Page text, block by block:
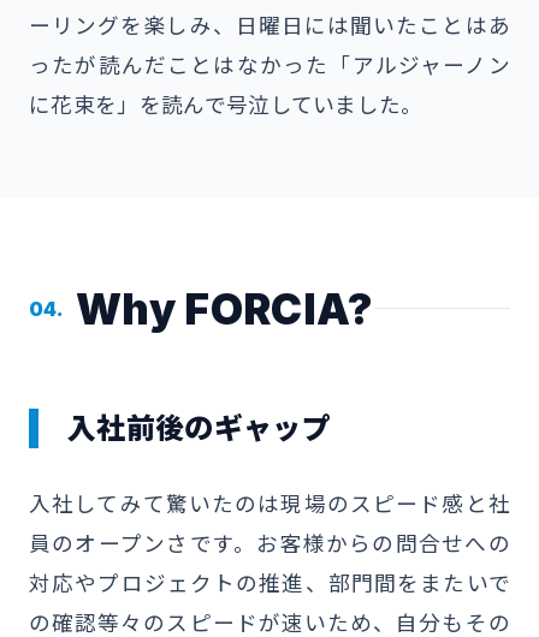
ーリングを楽しみ、日曜日には聞いたことはあ
ったが読んだことはなかった「アルジャーノン
に花束を」を読んで号泣していました。
04. Why FORCIA?
入社前後のギャップ
入社してみて驚いたのは現場のスピード感と社
員のオープンさです。お客様からの問合せへの
対応やプロジェクトの推進、部門間をまたいで
の確認等々のスピードが速いため、自分もその